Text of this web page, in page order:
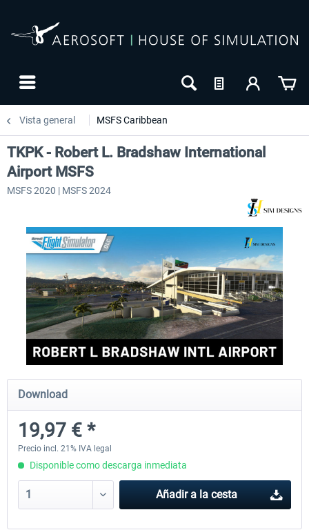
Vista general MSFS Caribbean
FSDG - St Lucia TLPC MSFS FSDG - St Lucia TLPL
TKPK - Robert L. Bradshaw International
Airport MSFS
MSFS 2020 | MSFS 2024
Download
19,97 € *
Precio incl. 21% IVA legal
Disponible como descarga inmediata
Añadir a la cesta